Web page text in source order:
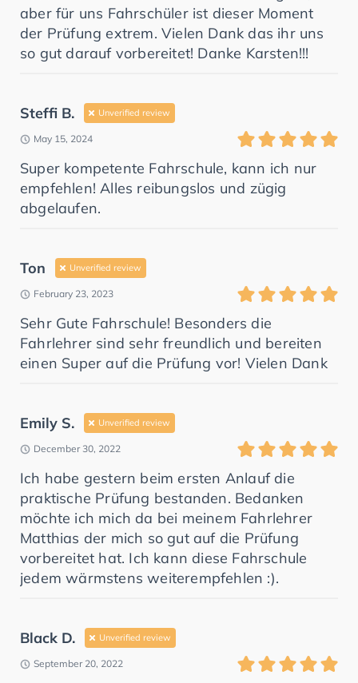
aber für uns Fahrschüler ist dieser Moment
der Prüfung extrem. Vielen Dank das ihr uns
so gut darauf vorbereitet! Danke Karsten!!!
Steffi B. Unverified review
May 15, 2024
Super kompetente Fahrschule, kann ich nur
empfehlen! Alles reibungslos und zügig
abgelaufen.
Ton Unverified review
February 23, 2023
Sehr Gute Fahrschule! Besonders die
Fahrlehrer sind sehr freundlich und bereiten
einen Super auf die Prüfung vor! Vielen Dank
Emily S. Unverified review
December 30, 2022
Ich habe gestern beim ersten Anlauf die
praktische Prüfung bestanden. Bedanken
möchte ich mich da bei meinem Fahrlehrer
Matthias der mich so gut auf die Prüfung
vorbereitet hat. Ich kann diese Fahrschule
jedem wärmstens weiterempfehlen :).
Black D. Unverified review
September 20, 2022